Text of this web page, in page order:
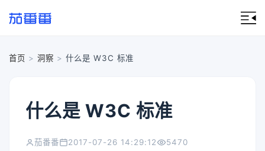
首页 > 洞察 > 什么是 W3C 标准
什么是 W3C 标准
茄番番 2017-07-26 14:29:12 5470